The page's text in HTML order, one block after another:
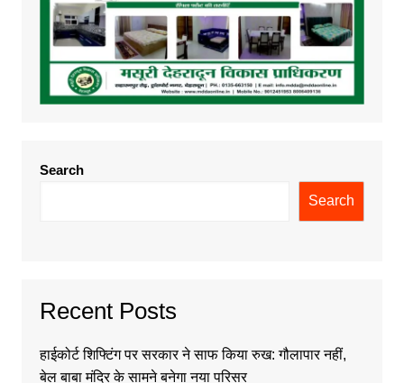
Search
Search
Recent Posts
हाईकोर्ट शिफ्टिंग पर सरकार ने साफ किया रुख: गौलापार नहीं,
बेल बाबा मंदिर के सामने बनेगा नया परिसर